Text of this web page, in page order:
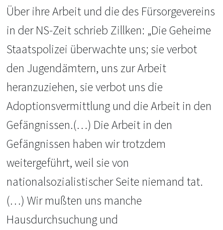
Über ihre Arbeit und die des Fürsorgevereins
in der NS-Zeit schrieb Zillken: „Die Geheime
Staatspolizei überwachte uns; sie verbot
den Jugendämtern, uns zur Arbeit
heranzuziehen, sie verbot uns die
Adoptionsvermittlung und die Arbeit in den
Gefängnissen.(…) Die Arbeit in den
Gefängnissen haben wir trotzdem
weitergeführt, weil sie von
nationalsozialistischer Seite niemand tat.
(…) Wir mußten uns manche
Hausdurchsuchung und